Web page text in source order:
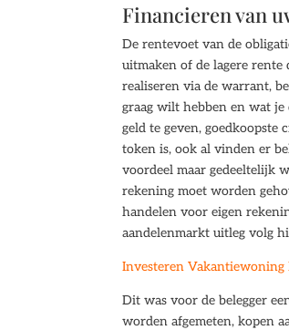
Financieren van
De rentevoet van de
uitmaken of de lagere
realiseren via de warrant,
graag wilt hebben en wat
geld te geven,
token is, ook al vinden er
voordeel maar gedeeltelijk
rekening moet worden
handelen voor eigen
aandelenmarkt uitleg volg
Investeren Vakantiewoning
Dit was voor de belegger
worden afgemeten, kopen